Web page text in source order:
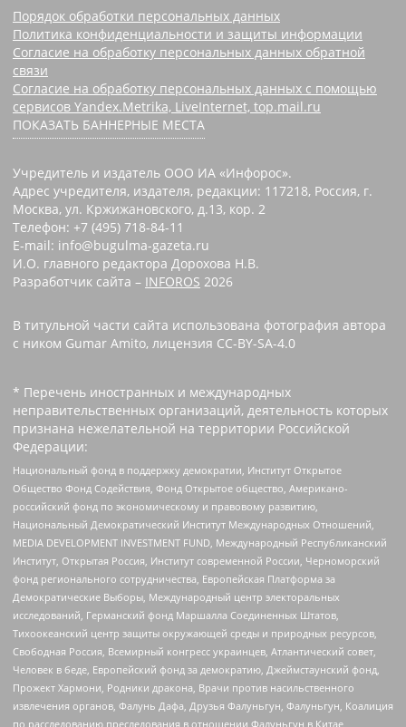
Порядок обработки персональных данных
Политика конфиденциальности и защиты информации
Согласие на обработку персональных данных обратной
связи
Согласие на обработку персональных данных с помощью
сервисов Yandex.Metrika, LiveInternet, top.mail.ru
ПОКАЗАТЬ БАННЕРНЫЕ МЕСТА
Учредитель и издатель ООО ИА «Инфорос».
Адрес учредителя, издателя, редакции: 117218, Россия, г.
Москва, ул. Кржижановского, д.13, кор. 2
Телефон: +7 (495) 718-84-11
E-mail: info@bugulma-gazeta.ru
И.О. главного редактора Дорохова Н.В.
Разработчик сайта – INFOROS 2026
В титульной части сайта использована фотография автора
с ником Gumar Amito, лицензия CC-BY-SA-4.0
* Перечень иностранных и международных
неправительственных организаций, деятельность которых
признана нежелательной на территории Российской
Федерации:
Национальный фонд в поддержку демократии, Институт Открытое
Общество Фонд Содействия, Фонд Открытое общество, Американо-
российский фонд по экономическому и правовому развитию,
Национальный Демократический Институт Международных Отношений,
MEDIA DEVELOPMENT INVESTMENT FUND, Международный Республиканский
Институт, Открытая Россия, Институт современной России, Черноморский
фонд регионального сотрудничества, Европейская Платформа за
Демократические Выборы, Международный центр электоральных
исследований, Германский фонд Маршалла Соединенных Штатов,
Тихоокеанский центр защиты окружающей среды и природных ресурсов,
Свободная Россия, Всемирный конгресс украинцев, Атлантический совет,
Человек в беде, Европейский фонд за демократию, Джеймстаунский фонд,
Прожект Хармони, Родники дракона, Врачи против насильственного
извлечения органов, Фалунь Дафа, Друзья Фалуньгун, Фалуньгун, Коалиция
по расследованию преследования в отношении Фалуньгун в Китае,